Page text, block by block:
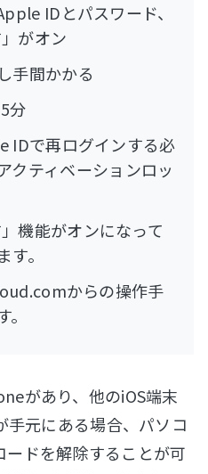
IDとパスワード、
がオン
手間かかる
分
IDで再ログインする必
クティベーションロッ
機能がオンになって
。
からの操作手
があり、他のiOS端末
手元にある場合、パソコ
ドを解除することが可